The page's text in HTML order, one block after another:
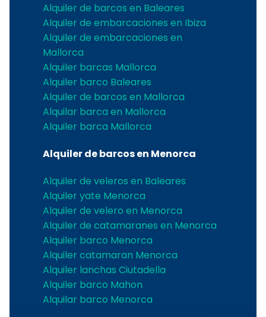
Alquiler de barcos en Baleares
Alquiler de embarcaciones en Ibiza
Alquiler de embarcaciones en
Mallorca
Alquiler barcas Mallorca
Alquiler barco Baleares
Alquiler de barcos en Mallorca
Alquilar barca en Mallorca
Alquiler barca Mallorca
Alquiler de barcos en Menorca
Alquiler de veleros en Baleares
Alquiler yate Menorca
Alquiler de velero en Menorca
Alquiler de catamaranes en Menorca
Alquiler barco Menorca
Alquiler catamaran Menorca
Alquiler lanchas Ciutadella
Alquiler barco Mahon
Alquilar barco Menorca